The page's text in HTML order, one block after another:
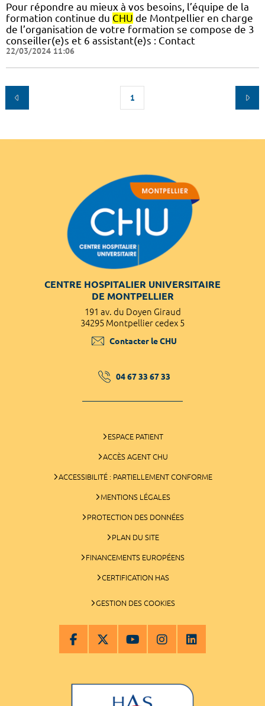
Pour répondre au mieux à vos besoins, l’équipe de la
formation continue du CHU de Montpellier en charge
de l’organisation de votre formation se compose de 3
conseiller(e)s et 6 assistant(e)s : Contact
22/03/2024 11:06
1
CENTRE HOSPITALIER UNIVERSITAIRE
DE MONTPELLIER
191 av. du Doyen Giraud
34295 Montpellier cedex 5
Contacter le CHU
04 67 33 67 33
ESPACE PATIENT
ACCÈS AGENT CHU
ACCESSIBILITÉ : PARTIELLEMENT CONFORME
MENTIONS LÉGALES
PROTECTION DES DONNÉES
PLAN DU SITE
FINANCEMENTS EUROPÉENS
CERTIFICATION HAS
GESTION DES COOKIES